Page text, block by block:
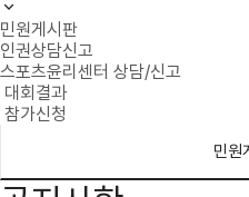
민원게시판
인권상담신고
스포츠윤리센터 상담/신고
대회결과
참가신청
민원